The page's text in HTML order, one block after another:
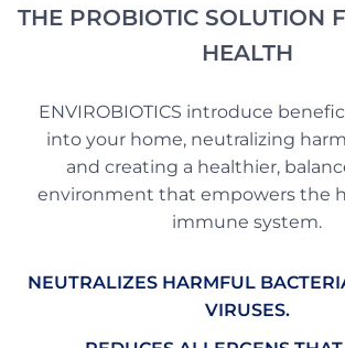
THE PROBIOTIC SOLUTION
HEALTH
ENVIROBIOTICS introduce
into your home, neutralizing
and creating a healthier,
environment that empowers the
immune system.
NEUTRALIZES HARMFUL
VIRUSES.